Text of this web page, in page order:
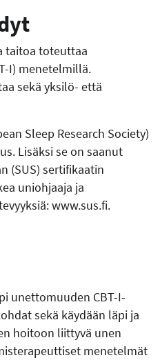
taitoa toteuttaa
I) menetelmillä.
sekä yksilö- että
Sleep Research Society)
Lisäksi se on saanut
(SUS) sertifikaatin
uniohjaaja ja
www.sus.fi.
unettomuuden CBT-I-
sekä käydään läpi ja
hoitoon liittyvä unen
menetelmät